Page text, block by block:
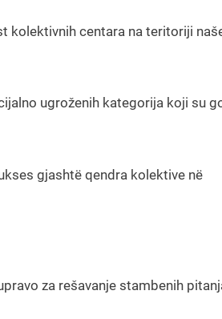
kolektivnih centara na teritoriji
ugroženih kategorija koji su
gjashtë qendra kolektive në
za rešavanje stambenih